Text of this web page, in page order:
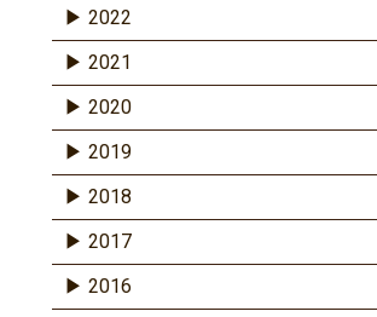
2022
2021
2020
2019
2018
2017
2016